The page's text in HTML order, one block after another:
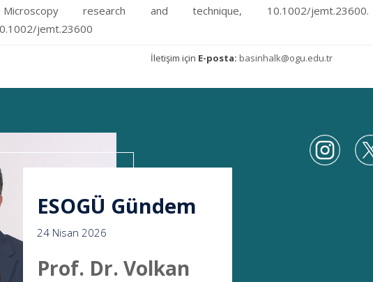
Microscopy research and technique, 10.1002/
jemt.23600
İletişim için E-posta: basinhalk@ogu.edu.tr
ESOGÜ Gündem
24 Nisan 2026
Prof. Dr. Volkan